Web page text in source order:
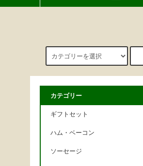
カテゴリー
ギフトセット
ハム・ベーコン
ソーセージ